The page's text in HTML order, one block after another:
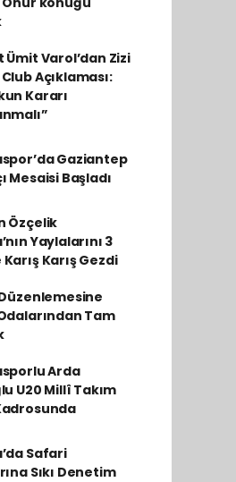
Ümit Varol’dan Zizi
Açıklaması:
Kararı
Gaziantep
Mesaisi Başladı
Özçelik
Yaylalarını 3
Karış Gezdi
Tam
Arda
U20 Millî Takım
Safari
Sıkı Denetim